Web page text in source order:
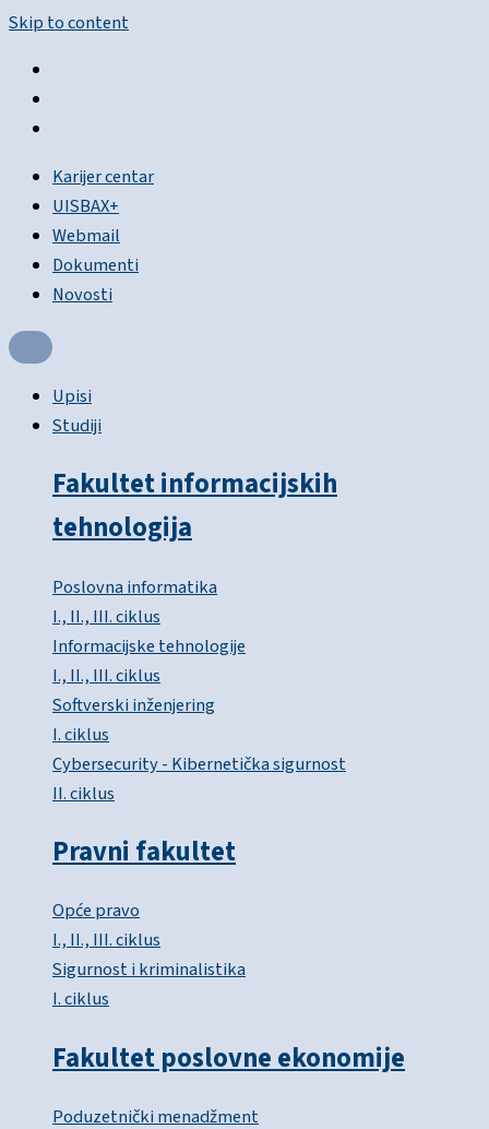
Skip to content
Karijer centar
UISBAX+
Webmail
Dokumenti
Novosti
Upisi
Studiji
Fakultet informacijskih
tehnologija
Poslovna informatika
I., II., III. ciklus
Informacijske tehnologije
I., II., III. ciklus
Softverski inženjering
I. ciklus
Cybersecurity - Kibernetička sigurnost
II. ciklus
Pravni fakultet
Opće pravo
I., II., III. ciklus
Sigurnost i kriminalistika
I. ciklus
Fakultet poslovne ekonomije
Poduzetnički menadžment